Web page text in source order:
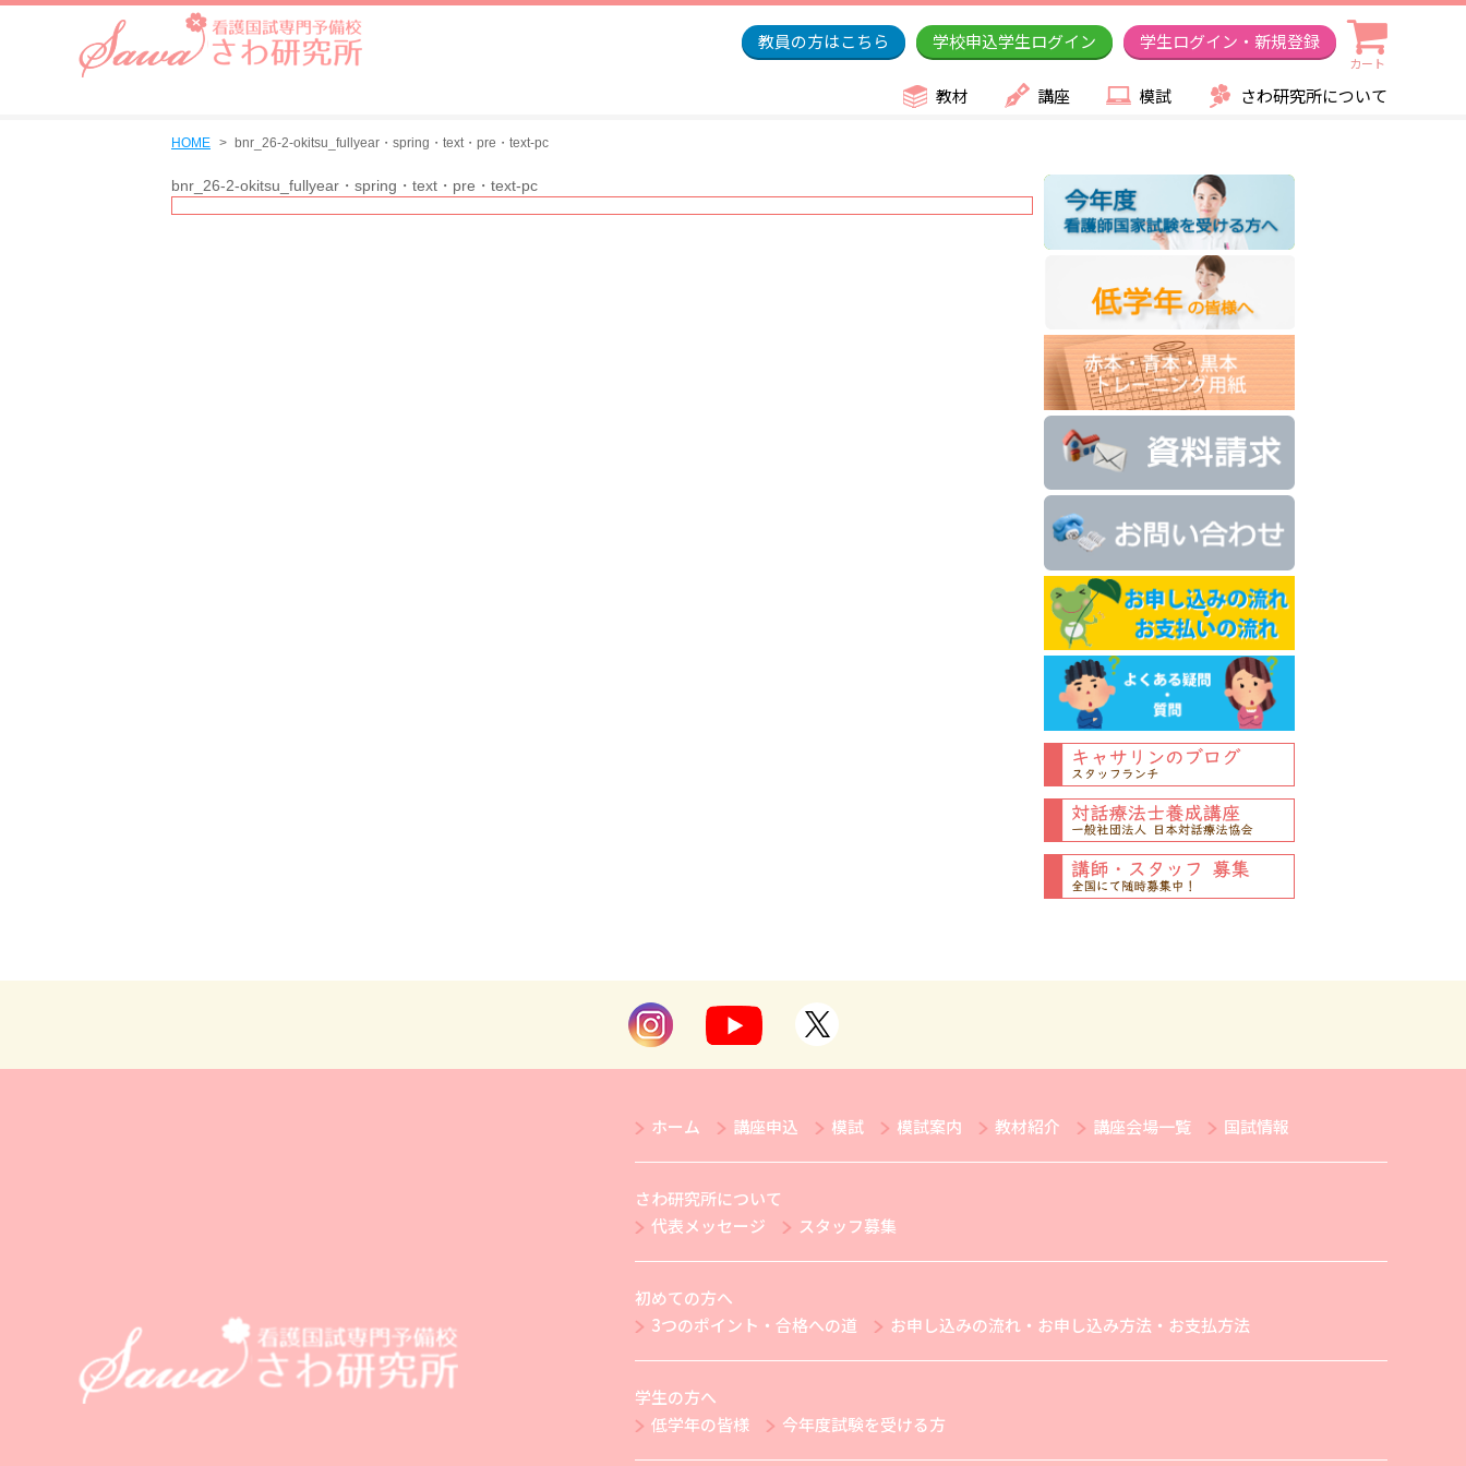
教員の方はこちら 学校申込学生ログイン 学生ログイン・新規登録
カート
教材 講座 模試 さわ研究所について
HOME bnr_26-2-okitsu_fullyear・spring・text・pre・text-pc
bnr_26-2-okitsu_fullyear・spring・text・pre・text-pc
ホーム 講座申込 模試 模試案内 教材紹介 講座会場一覧 国試情報
さわ研究所について
代表メッセージ
スタッフ募集
初めての方へ
3つのポイント・合格への道
お申し込みの流れ・お申し込み方法・お支払方法
学生の方へ
低学年の皆様
今年度試験を受ける方